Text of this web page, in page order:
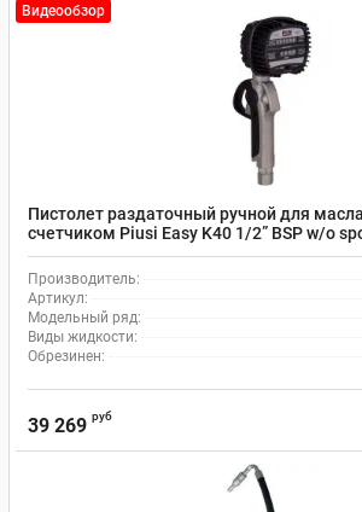
Видеообзор
Пистолет раздаточный ручной для
cчетчиком Piusi Easy K40 1/2” BSP w/o
Производитель:
Артикул:
Модельный ряд:
Виды жидкости:
Обрезинен:
39 269 руб